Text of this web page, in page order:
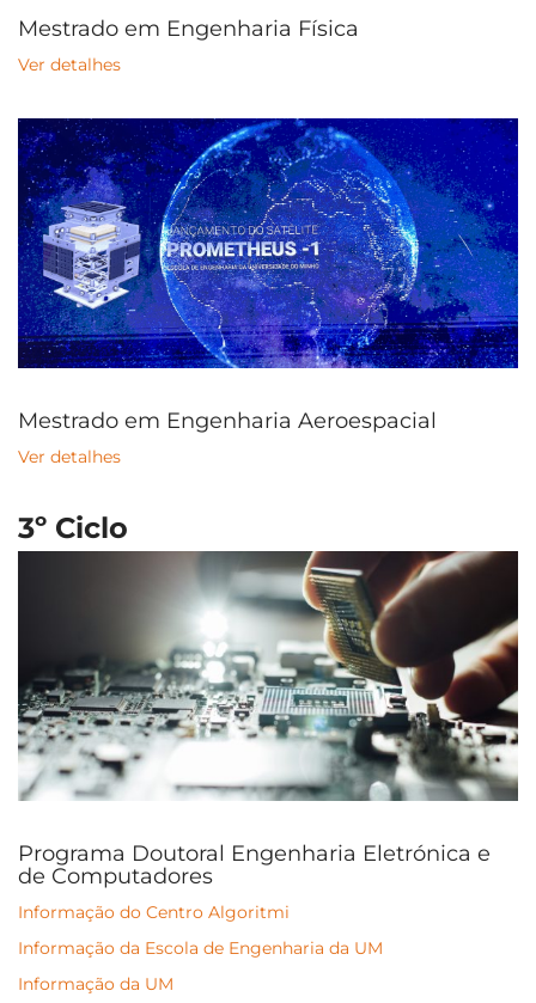
Mestrado em Engenharia Física
Ver detalhes
Mestrado em Engenharia Aeroespacial
Ver detalhes
3º Ciclo
Programa Doutoral Engenharia Eletrónica e
de Computadores
Informação do Centro Algoritmi
Informação da Escola de Engenharia da UM
Informação da UM